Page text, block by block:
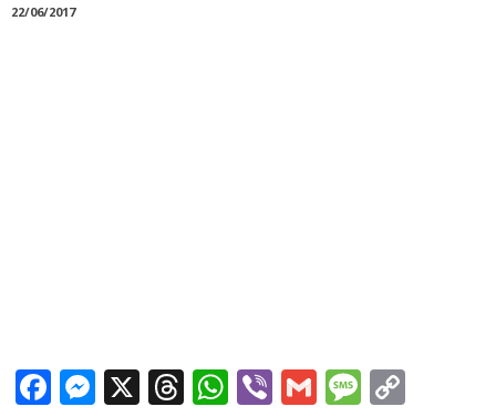
22/06/2017
Facebook
Messenger
X Threads
WhatsApp
ViberGmail